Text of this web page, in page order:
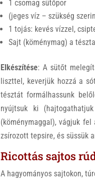
1 csomag sütőpor
(jeges víz – szükség
1 tojás: kevés vízzel,
Sajt (köménymag) a
Elkészítése: A sütőt
liszttel, keverjük hozzá a
tésztát formálhassunk
nyújtsuk ki
(köménymaggal), vágjuk fel
zsírozott tepsire, és süssük
Ricottás sajtos
A hagyományos sajtokon,